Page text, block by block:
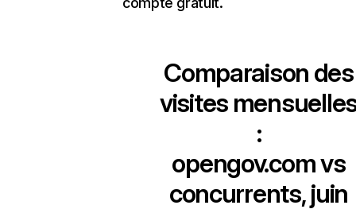
Comparaison des
visites
:
opengov.comvs
concurrents, juin